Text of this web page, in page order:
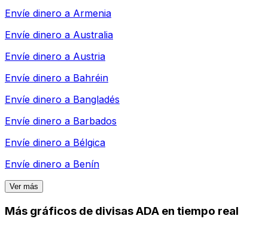
Envíe dinero a Armenia
Envíe dinero a Australia
Envíe dinero a Austria
Envíe dinero a Bahréin
Envíe dinero a Bangladés
Envíe dinero a Barbados
Envíe dinero a Bélgica
Envíe dinero a Benín
Ver más
Más gráficos de divisas ADA en tiempo real